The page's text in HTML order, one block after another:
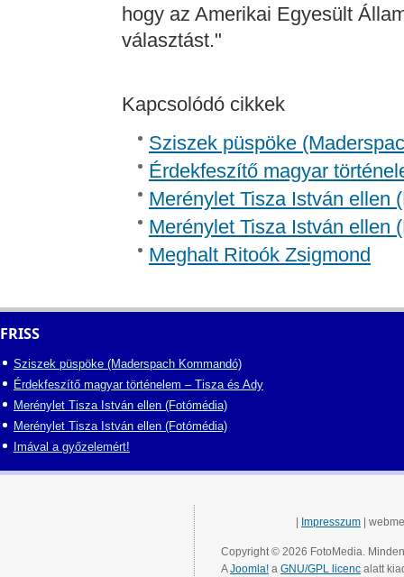
hogy az Amerikai Egyesült
választást."
Kapcsolódó cikkek
Sziszek püspöke
Érdekfeszítő magyar
Merénylet Tisza István ellen
Merénylet Tisza István ellen
Meghalt Ritoók Zsigmond
FRISS
Sziszek püspöke (Maderspach Kommandó)
Érdekfeszítő magyar történelem – Tisza és Ady
Merénylet Tisza István ellen (Fotómédia)
Merénylet Tisza István ellen (Fotómédia)
Imával a győzelemért!
Impresszum |
Copyright © 2026 FotoMedia.
AJoomla! a GNU/GPL licenc alatt